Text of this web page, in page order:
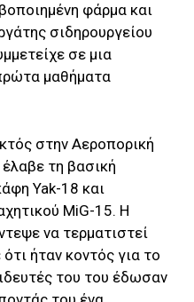
φάρμα και
σιδηρουργείου
σε μια
μαθήματα
στην Αεροπορική
τη βασική
Yak-18 και
MiG-15. H
να τερματιστεί
ήταν κοντός για το
του του έδωσαν